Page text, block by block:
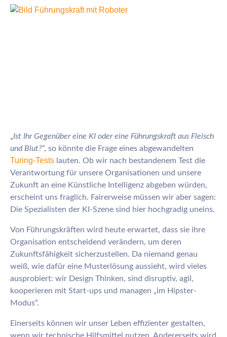
„Ist Ihr Gegenüber eine KI oder eine Führungskraft aus Fleisch
und Blut?“, so könnte die Frage eines abgewandelten
Turing-Tests lauten. Ob wir nach bestandenem Test die
Verantwortung für unsere Organisationen und unsere
Zukunft an eine Künstliche Intelligenz abgeben würden,
erscheint uns fraglich. Fairerweise müssen wir aber sagen:
Die Spezialisten der KI-Szene sind hier hochgradig uneins.
Von Führungskräften wird heute erwartet, dass sie ihre
Organisation entscheidend verändern, um deren
Zukunftsfähigkeit sicherzustellen. Da niemand genau
weiß, wie dafür eine Musterlösung aussieht, wird vieles
ausprobiert: wir Design Thinken, sind disruptiv, agil,
kooperieren mit Start-ups und managen „im Hipster-
Modus“.
Einerseits können wir unser Leben effizienter gestalten,